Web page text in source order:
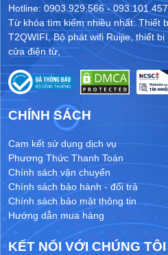
Hotline: 0903.929.566 -
Từ khóa tìm kiếm nhiều nhất:Thiết
T2QWIFI,Bộ phát wifi Ruijie,thiết bị
cửa điện từ,
CHÍNH SÁCH
Cam kết sử dụng dịch vụ
Phương Thức Thanh Toán
Chính sách vận chuyển
Chính sách bảo hành - đổi trả
Chính sách bảo mật thông tin
Hướng dẫn mua hàng
KẾT NỐI VỚI CHÚNG TÔI